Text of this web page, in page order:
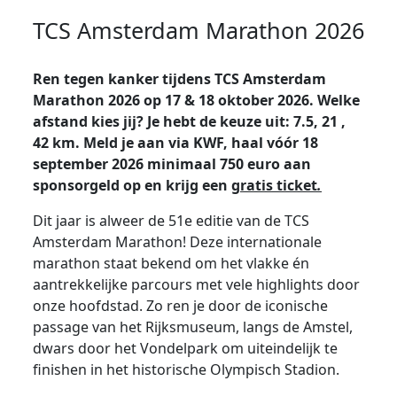
TCS Amsterdam Marathon 2026
Ren tegen kanker tijdens TCS Amsterdam
Marathon 2026 op 17 & 18 oktober 2026. Welke
afstand kies jij? Je hebt de keuze uit: 7.5, 21 ,
42 km. Meld je aan via KWF, haal vóór 18
september 2026 minimaal 750 euro aan
sponsorgeld op en krijg een gratis ticket.
Dit jaar is alweer de 51e editie van de TCS
Amsterdam Marathon! Deze internationale
marathon staat bekend om het vlakke én
aantrekkelijke parcours met vele highlights door
onze hoofdstad. Zo ren je door de iconische
passage van het Rijksmuseum, langs de Amstel,
dwars door het Vondelpark om uiteindelijk te
finishen in het historische Olympisch Stadion.